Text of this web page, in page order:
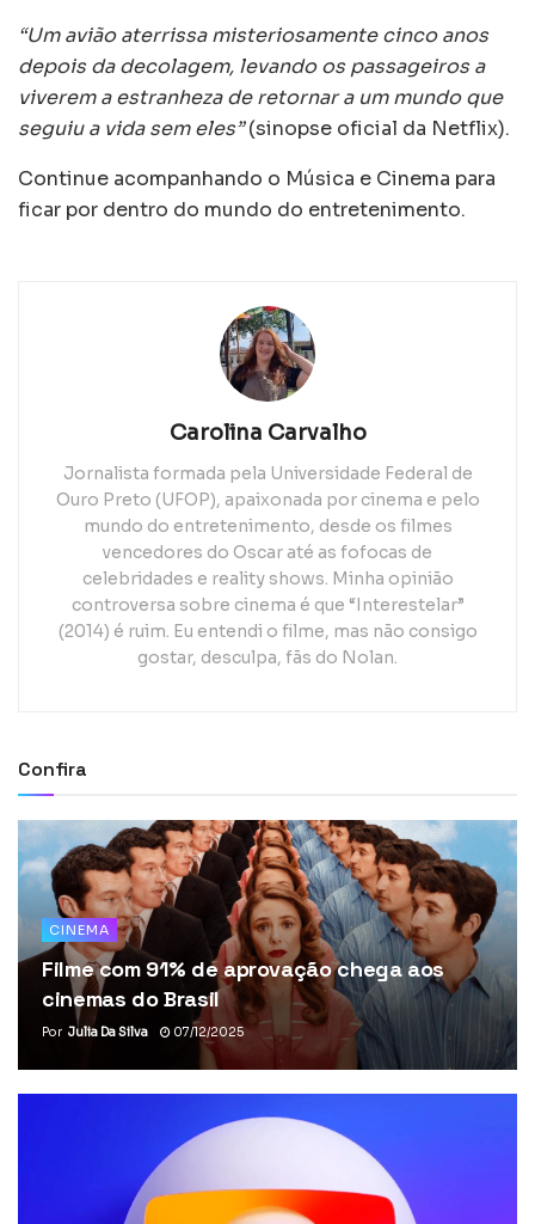
“Um avião aterrissa misteriosamente cinco anos
depois da decolagem, levando os passageiros a
viverem a estranheza de retornar a um mundo que
seguiu a vida sem eles”(sinopse oficial da Netflix).
Continue acompanhando o Música e Cinema para
ficar por dentro do mundo do entretenimento.
Carolina Carvalho
Jornalista formada pela Universidade Federal de
Ouro Preto (UFOP), apaixonada por cinema e pelo
mundo do entretenimento, desde os filmes
vencedores do Oscar até as fofocas de
celebridades e reality shows. Minha opinião
controversa sobre cinema é que “Interestelar”
(2014) é ruim. Eu entendi o filme, mas não consigo
gostar, desculpa, fãs do Nolan.
Confira
CINEMA
Filme com 91% de aprovação chega aos
cinemas do Brasil
Por Julia Da Silva 07/12/2025